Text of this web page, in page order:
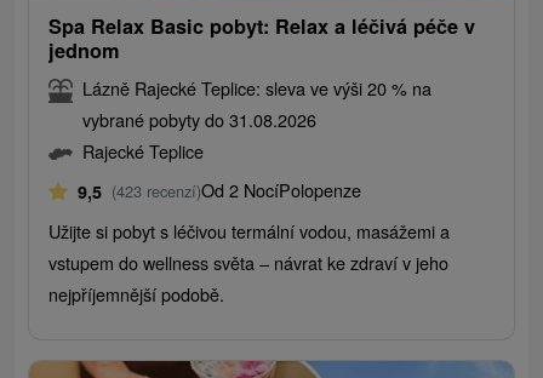
Spa Relax Basic pobyt: Relax a léčivá péče v
jednom
Lázně Rajecké Teplice: sleva ve výši 20 % na
vybrané pobyty do 31.08.2026
Rajecké Teplice
9,5 (423 recenzí)Od 2 NocíPolopenze
Užijte si pobyt s léčivou termální vodou, masážemi a
vstupem do wellness světa – návrat ke zdraví v jeho
nejpříjemnější podobě.